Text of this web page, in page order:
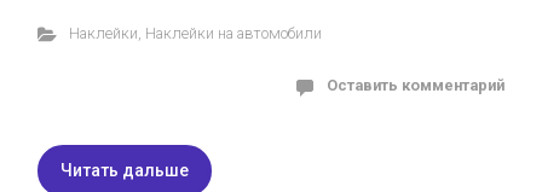
Наклейки, Наклейки на автомобили
Оставить комментарий
Читать дальше